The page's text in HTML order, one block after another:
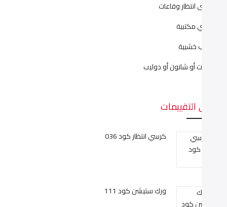
انتظار وقاعات
مكتبية
خشبية
أو شانون أو دوليب
التقييمات
كرسي انتظار كود 036
ورك ستيشن كود 111